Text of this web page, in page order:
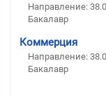
Направление:
Бакалавр
Коммерция
Направление:
Бакалавр